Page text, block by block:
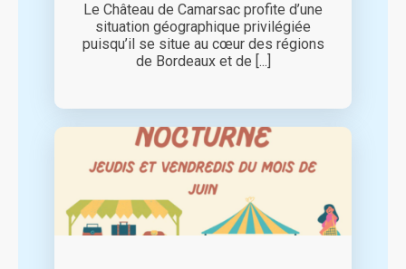
Le Château de Camarsac profite d’une
situation géographique privilégiée
puisqu’il se situe au cœur des régions
de Bordeaux et de [...]